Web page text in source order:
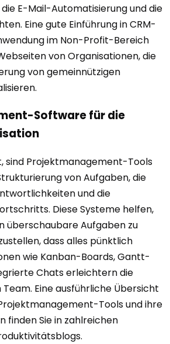
E-Mail-Automatisierung und die
Eine gute Einführung in CRM-
im Non-Profit-Bereich
von Organisationen, die
von gemeinnützigen
Software für die
sind Projektmanagement-Tools
von Aufgaben, die
und die
Diese Systeme helfen,
überschaubare Aufgaben zu
dass alles pünktlich
wie Kanban-Boards, Gantt-
Chats erleichtern die
Eine ausführliche Übersicht
Tools und ihre
finden Sie in zahlreichen